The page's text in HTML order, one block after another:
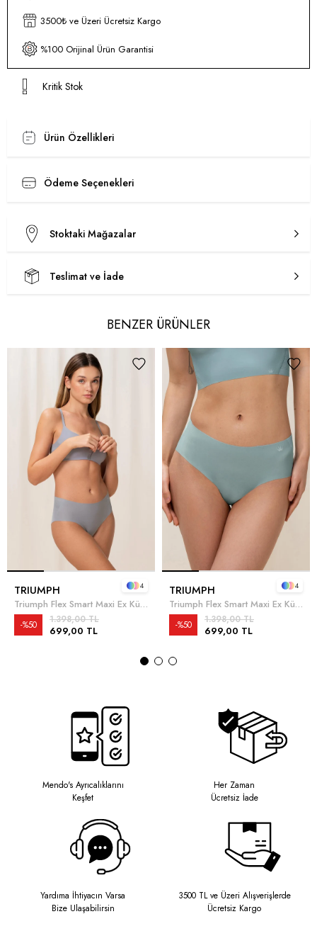
3500₺ ve Üzeri Ücretsiz Kargo
%100 Orijinal Ürün Garantisi
Kritik Stok
Ürün Özellikleri
Ödeme Seçenekleri
Stoktaki Mağazalar
Teslimat ve İade
BENZER ÜRÜNLER
TRIUMPH
Triumph Flex Smart Maxi Ex Külot Gri
699,00 TL
1.398,00 TL
%50
4 TRIUMPH
Triumph Flex Smart Maxi Ex Külot Mavi
699,00 TL
1.398,00 TL
%50
4
Mendo's Ayrıcalıklarını
Keşfet
Her Zaman
Ücretsiz İade
Yardıma İhtiyacın Varsa
Bize Ulaşabilirsin
3500 TL ve Üzeri Alışverişlerde
Ücretsiz Kargo